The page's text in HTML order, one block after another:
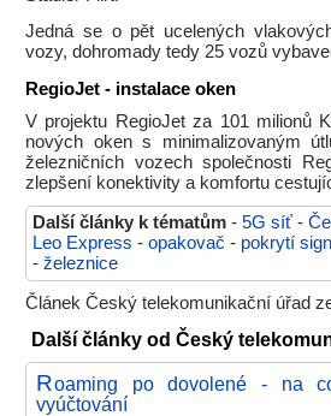
Jedná se o pět ucelených
vozy, dohromady tedy 25 vozů
RegioJet - instalace oken
V projektu RegioJet za 101 milionů
nových oken s minimalizovaným
železničních vozech společnosti
zlepšení konektivity a komfortu
Další články k tématům - 5G síť -
Leo Express - opakovač - pokrytí
- železnice
Článek Český telekomunikační úřad
Další články od Český
Roaming po dovolené - na
vyúčtování